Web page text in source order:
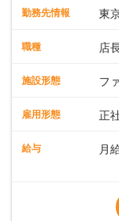
入社後はスキルに
向上を目指すDX
スタッフの働きや
や歩行数が約40%
なDX（デジタル
います。私たち
に合わせた柔軟
勤務先情報 東
職種 店
施設形態 フ
雇用形態 正
給与 月
※
※